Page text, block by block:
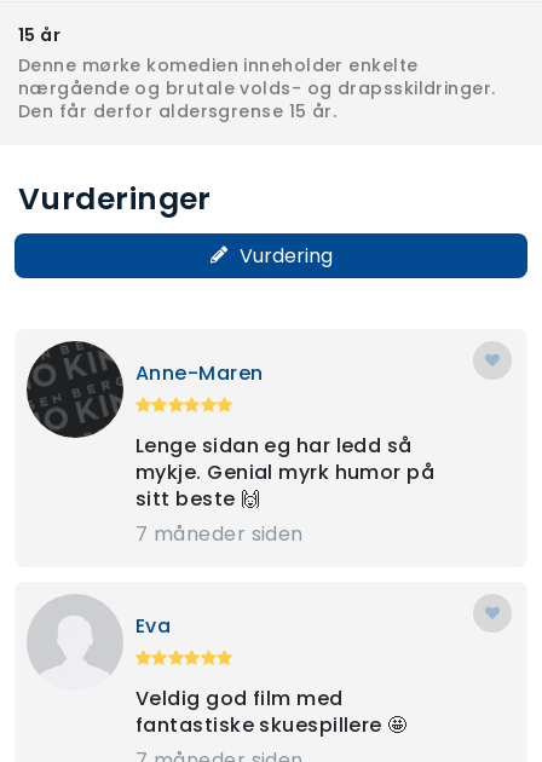
15 år
Denne mørke komedien inneholder enkelte
nærgående og brutale volds- og drapsskildringer.
Den får derfor aldersgrense 15 år.
Vurderinger
Vurdering
Anne-Maren
Lenge sidan eg har ledd så
mykje. Genial myrk humor på
sitt beste 🙌
7 måneder siden
Eva
Veldig god film med
fantastiske skuespillere 🤩